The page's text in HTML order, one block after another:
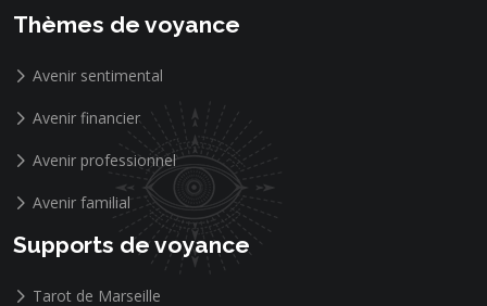
Thèmes de voyance
Avenir sentimental
Avenir financier
Avenir professionnel
Avenir familial
Supports de voyance
Tarot de Marseille